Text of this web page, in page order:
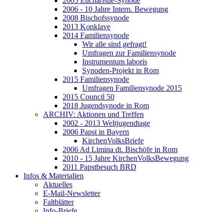
2006 - 10 Jahre Intern. Bewegung
2008 Bischofssynode
2013 Konklave
2014 Familiensynode
Wir alle sind gefragt!
Umfragen zur Familiensynode
Instrumentum laboris
Synoden-Projekt in Rom
2015 Familiensynode
Umfragen Familiensynode 2015
2015 Council 50
2018 Jugendsynode in Rom
ARCHIV: Aktionen und Treffen
2002 - 2013 Weltjugendtage
2006 Papst in Bayern
KirchenVolksBriefe
2006 Ad Limina dt. Bischöfe in Rom
2010 - 15 Jahre KirchenVolksBewegung
2011 Papstbesuch BRD
Infos & Materialien
Aktuelles
E-Mail-Newsletter
Faltblätter